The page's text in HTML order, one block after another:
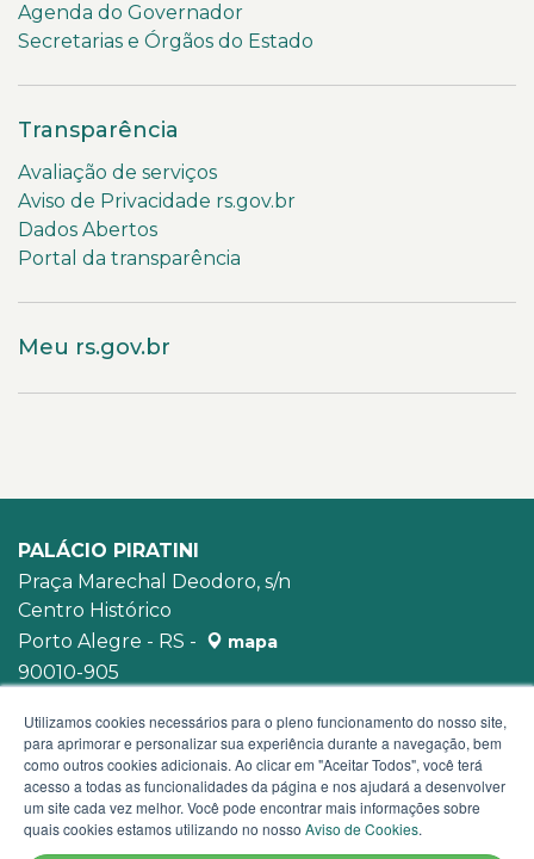
Agenda do Governador
Secretarias e Órgãos do Estado
Transparência
Avaliação de serviços
Aviso de Privacidade rs.gov.br
Dados Abertos
Portal da transparência
Meu rs.gov.br
PALÁCIO PIRATINI
Praça Marechal Deodoro, s/n
Centro Histórico
Porto Alegre - RS -
mapa
90010-905
Utilizamos cookies necessários para o pleno funcionamento do nosso site,
para aprimorar e personalizar sua experiência durante a navegação, bem
como outros cookies adicionais. Ao clicar em "Aceitar Todos", você terá
acesso a todas as funcionalidades da página e nos ajudará a desenvolver
um site cada vez melhor. Você pode encontrar mais informações sobre
quais cookies estamos utilizando no nosso Aviso de Cookies.